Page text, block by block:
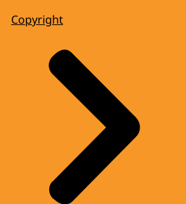
Copyright